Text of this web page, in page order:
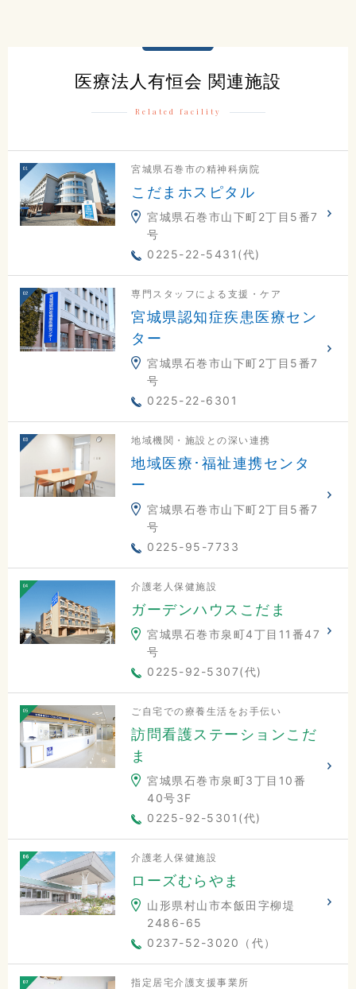
0225-23-0811
地図 電話
医療法人有恒会 関連施設
Related facility
宮城県石巻市の精神科病院
こだまホスピタル
宮城県石巻市山下町2丁目5番7
号
0225-22-5431(代)
専門スタッフによる支援・ケア
宮城県認知症疾患医療セン
ター
宮城県石巻市山下町2丁目5番7
号
0225-22-6301
地域機関・施設との深い連携
地域医療･福祉連携センタ
ー
宮城県石巻市山下町2丁目5番7
号
0225-95-7733
介護老人保健施設
ガーデンハウスこだま
宮城県石巻市泉町4丁目11番47
号
0225-92-5307(代)
ご自宅での療養生活をお手伝い
訪問看護ステーションこだ
ま
宮城県石巻市泉町3丁目10番
40号3F
0225-92-5301(代)
介護老人保健施設
ローズむらやま
山形県村山市本飯田字柳堤
2486-65
0237-52-3020（代）
指定居宅介護支援事業所